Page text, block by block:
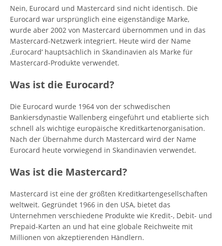
Nein, Eurocard und Mastercard sind nicht identisch. Die
Eurocard war ursprünglich eine eigenständige Marke,
wurde aber 2002 von Mastercard übernommen und in das
Mastercard-Netzwerk integriert. Heute wird der Name
‚Eurocard‘ hauptsächlich in Skandinavien als Marke für
Mastercard-Produkte verwendet.
Was ist die Eurocard?
Die Eurocard wurde 1964 von der schwedischen
Bankiersdynastie Wallenberg eingeführt und etablierte sich
schnell als wichtige europäische Kreditkartenorganisation.
Nach der Übernahme durch Mastercard wird der Name
Eurocard heute vorwiegend in Skandinavien verwendet.
Was ist die Mastercard?
Mastercard ist eine der größten Kreditkartengesellschaften
weltweit. Gegründet 1966 in den USA, bietet das
Unternehmen verschiedene Produkte wie Kredit-, Debit- und
Prepaid-Karten an und hat eine globale Reichweite mit
Millionen von akzeptierenden Händlern.